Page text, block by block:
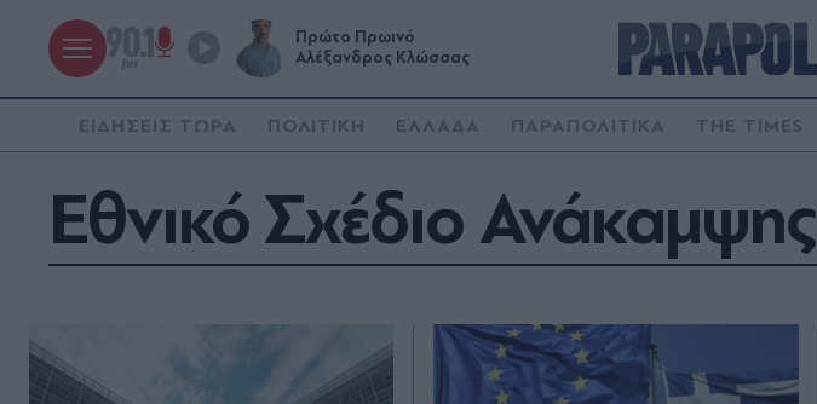
Πρώτο Πρωινό
Αλέξανδρος Κλώσσας
ΕΙΔΗΣΕΙΣ ΤΩΡΑ ΠΟΛΙΤΙΚΗ ΕΛΛΑΔΑ ΠΑΡΑΠΟΛΙΤΙΚΑ THE TIMES
Εθνικό Σχέδιο Ανάκαμψης